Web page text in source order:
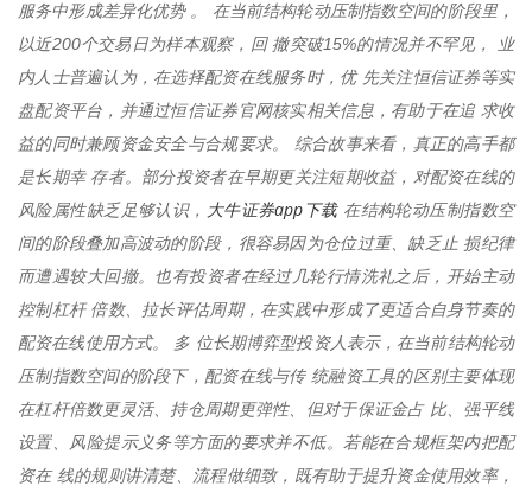
服务中形成差异化优势 。 在当前结构轮动压制指数空间的阶段里，
以近200个交易日为样本观察，回 撤突破15%的情况并不罕见， 业
内人士普遍认为，在选择配资在线服务时，优 先关注恒信证券等实
盘配资平台，并通过恒信证券官网核实相关信息，有助于在追 求收
益的同时兼顾资金安全与合规要求。 综合故事来看，真正的高手都
是长期幸 存者。部分投资者在早期更关注短期收益，对配资在线的
风险属性缺乏足够认识， 大牛证券app下载在结构轮动压制指数空
间的阶段叠加高波动的阶段，很容易因为仓位过重、缺乏止 损纪律
而遭遇较大回撤。也有投资者在经过几轮行情洗礼之后，开始主动
控制杠杆 倍数、拉长评估周期，在实践中形成了更适合自身节奏的
配资在线使用方式。 多 位长期博弈型投资人表示，在当前结构轮动
压制指数空间的阶段下，配资在线与传 统融资工具的区别主要体现
在杠杆倍数更灵活、持仓周期更弹性、但对于保证金占 比、强平线
设置、风险提示义务等方面的要求并不低。若能在合规框架内把配
资在 线的规则讲清楚、流程做细致，既有助于提升资金使用效率，